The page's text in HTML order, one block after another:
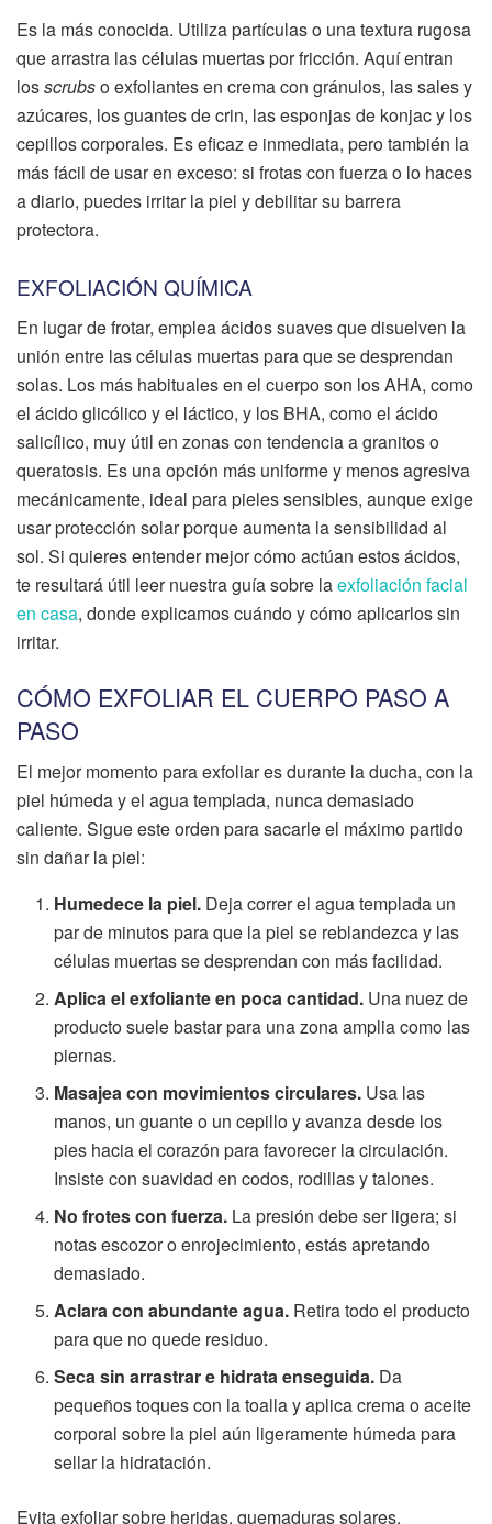
Es la más conocida. Utiliza partículas o una textura rugosa
que arrastra las células muertas por fricción. Aquí entran
losscrubso exfoliantes en crema con gránulos, las sales y
azúcares, los guantes de crin, las esponjas de konjac y los
cepillos corporales. Es eficaz e inmediata, pero también la
más fácil de usar en exceso: si frotas con fuerza o lo haces
a diario, puedes irritar la piel y debilitar su barrera
protectora.
EXFOLIACIÓN QUÍMICA
En lugar de frotar, emplea ácidos suaves que disuelven la
unión entre las células muertas para que se desprendan
solas. Los más habituales en el cuerpo son los AHA, como
el ácido glicólico y el láctico, y los BHA, como el ácido
salicílico, muy útil en zonas con tendencia a granitos o
queratosis. Es una opción más uniforme y menos agresiva
mecánicamente, ideal para pieles sensibles, aunque exige
usar protección solar porque aumenta la sensibilidad al
sol. Si quieres entender mejor cómo actúan estos ácidos,
te resultará útil leer nuestra guía sobre laexfoliación facial
en casa, donde explicamos cuándo y cómo aplicarlos sin
irritar.
CÓMO EXFOLIAR EL CUERPO PASO A
PASO
El mejor momento para exfoliar es durante la ducha, con la
piel húmeda y el agua templada, nunca demasiado
caliente. Sigue este orden para sacarle el máximo partido
sin dañar la piel:
Humedece la piel. Deja correr el agua templada un
par de minutos para que la piel se reblandezca y las
células muertas se desprendan con más facilidad.
Aplica el exfoliante en poca cantidad. Una nuez de
producto suele bastar para una zona amplia como las
piernas.
Masajea con movimientos circulares. Usa las
manos, un guante o un cepillo y avanza desde los
pies hacia el corazón para favorecer la circulación.
Insiste con suavidad en codos, rodillas y talones.
No frotes con fuerza. La presión debe ser ligera; si
notas escozor o enrojecimiento, estás apretando
demasiado.
Aclara con abundante agua. Retira todo el producto
para que no quede residuo.
Seca sin arrastrar e hidrata enseguida. Da
pequeños toques con la toalla y aplica crema o aceite
corporal sobre la piel aún ligeramente húmeda para
sellar la hidratación.
Evita exfoliar sobre heridas, quemaduras solares,